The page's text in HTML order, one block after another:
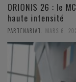
ORIONIS 26 : le
haute intensité
PARTENARIAT MARS 6,